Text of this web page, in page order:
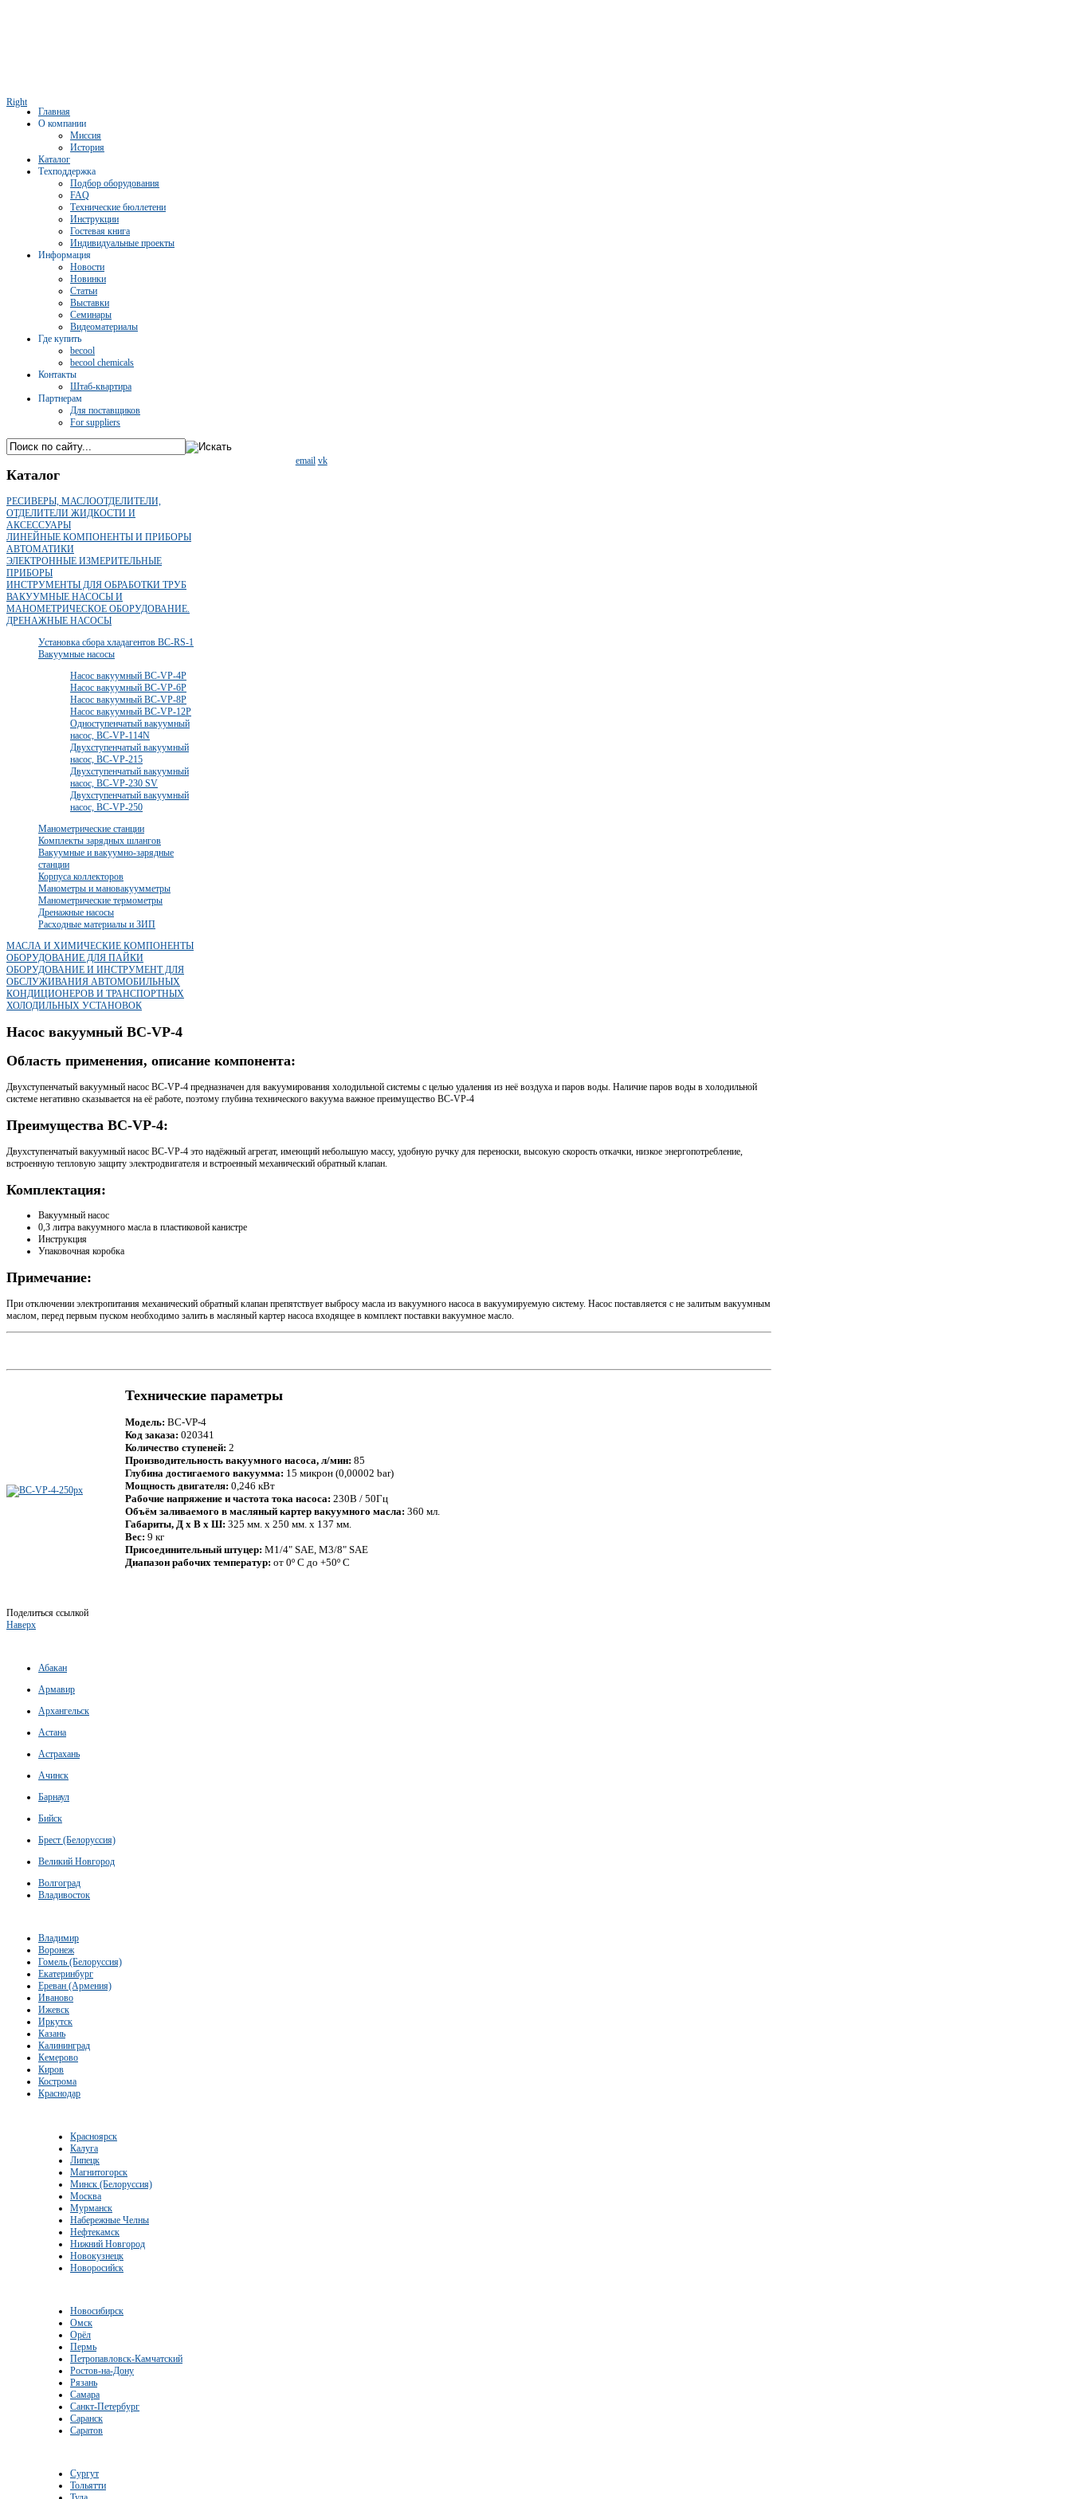
Right
Главная
О компании
Миссия
История
Каталог
Техподдержка
Подбор оборудования
FAQ
Технические бюллетени
Инструкции
Гостевая книга
Индивидуальные проекты
Информация
Новости
Новинки
Статьи
Выставки
Семинары
Видеоматериалы
Где купить
becool
becool chemicals
Контакты
Штаб-квартира
Партнерам
Для поставщиков
For suppliers
email vk
Каталог
РЕСИВЕРЫ, МАСЛООТДЕЛИТЕЛИ,
ОТДЕЛИТЕЛИ ЖИДКОСТИ И
АКСЕССУАРЫ
ЛИНЕЙНЫЕ КОМПОНЕНТЫ И ПРИБОРЫ
АВТОМАТИКИ
ЭЛЕКТРОННЫЕ ИЗМЕРИТЕЛЬНЫЕ
ПРИБОРЫ
ИНСТРУМЕНТЫ ДЛЯ ОБРАБОТКИ ТРУБ
ВАКУУМНЫЕ НАСОСЫ И
МАНОМЕТРИЧЕСКОЕ ОБОРУДОВАНИЕ.
ДРЕНАЖНЫЕ НАСОСЫ
Установка сбора хладагентов BC-RS-1
Вакуумные насосы
Насос вакуумный BC-VP-4P
Насос вакуумный BC-VP-6P
Насос вакуумный BC-VP-8P
Насос вакуумный BC-VP-12P
Одноступенчатый вакуумный
насос, BC-VP-114N
Двухступенчатый вакуумный
насос, BC-VP-215
Двухступенчатый вакуумный
насос, BC-VP-230 SV
Двухступенчатый вакуумный
насос, BC-VP-250
Манометрические станции
Комплекты зарядных шлангов
Вакуумные и вакуумно-зарядные
станции
Корпуса коллекторов
Манометры и мановакуумметры
Манометрические термометры
Дренажные насосы
Расходные материалы и ЗИП
МАСЛА И ХИМИЧЕСКИЕ КОМПОНЕНТЫ
ОБОРУДОВАНИЕ ДЛЯ ПАЙКИ
ОБОРУДОВАНИЕ И ИНСТРУМЕНТ ДЛЯ
ОБСЛУЖИВАНИЯ АВТОМОБИЛЬНЫХ
КОНДИЦИОНЕРОВ И ТРАНСПОРТНЫХ
ХОЛОДИЛЬНЫХ УСТАНОВОК
Насос вакуумный BC-VP-4
Область применения, описание компонента:
Двухступенчатый вакуумный насос BC-VP-4 предназначен для вакуумирования холодильной системы с целью удаления из неё воздуха и паров воды. Наличие паров воды в холодильной
системе негативно сказывается на её работе, поэтому глубина технического вакуума важное преимущество BC-VP-4
Преимущества BC-VP-4:
Двухступенчатый вакуумный насос BC-VP-4 это надёжный агрегат, имеющий небольшую массу, удобную ручку для переноски, высокую скорость откачки, низкое энергопотребление,
встроенную тепловую защиту электродвигателя и встроенный механический обратный клапан.
Комплектация:
Вакуумный насос
0,3 литра вакуумного масла в пластиковой канистре
Инструкция
Упаковочная коробка
Примечание:
При отключении электропитания механический обратный клапан препятствует выбросу масла из вакуумного насоса в вакуумируемую систему. Насос поставляется с не залитым вакуумным
маслом, перед первым пуском необходимо залить в масляный картер насоса входящее в комплект поставки вакуумное масло.
Технические параметры
Модель: BC-VP-4
Код заказа: 020341
Количество ступеней: 2
Производительность вакуумного насоса, л/мин: 85
Глубина достигаемого вакуумма: 15 микрон (0,00002 bar)
Мощность двигателя: 0,246 кВт
Рабочие напряжение и частота тока насоса: 230В / 50Гц
Объём заливаемого в масляный картер вакуумного масла: 360 мл.
Габариты, Д х В х Ш: 325 мм. х 250 мм. х 137 мм.
Вес: 9 кг
Присоединительный штуцер: M1/4" SAE, M3/8" SAE
Диапазон рабочих температур: от 0º С до +50º С
Поделиться ссылкой
Наверх
Абакан
Армавир
Архангельск
Астана
Астрахань
Ачинск
Барнаул
Бийск
Брест (Белоруссия)
Великий Новгород
Волгоград
Владивосток
Владимир
Воронеж
Гомель (Белоруссия)
Екатеринбург
Ереван (Армения)
Иваново
Ижевск
Иркутск
Казань
Калининград
Кемерово
Киров
Кострома
Краснодар
Красноярск
Калуга
Липецк
Магнитогорск
Минск (Белоруссия)
Москва
Мурманск
Набережные Челны
Нефтекамск
Нижний Новгород
Новокузнецк
Новоросийск
Новосибирск
Омск
Орёл
Пермь
Петропавловск-Камчатский
Ростов-на-Дону
Рязань
Самара
Санкт-Петербург
Саранск
Саратов
Сургут
Тольятти